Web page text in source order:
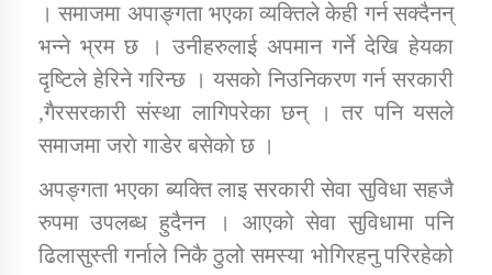
कार्यक्रम कार्यान्वयन एकाई जुम्लाको सुचना
। समाजमा अपाङ्गता भएका व्यक्तिले केही गर्न सक्दैनन्
भन्ने भ्रम छ । उनीहरुलाई अपमान गर्ने देखि हेयका
दृष्टिले हेरिने गरिन्छ । यसकाे निउनिकरण गर्न सरकारी
,गैरसरकारी संस्था लागिपरेका छन् । तर पनि यसले
समाजमा जराे गाडेर बसेकाे छ ।
अपङ्गता भएका ब्यक्ति लाइ सरकारी सेवा सुविधा सहजै
रुपमा उपलब्ध हुदैनन । आएको सेवा सुविधामा पनि
ढिलासुस्ती गर्नाले निकै ठुलो समस्या भोगिरहनु परिरहेको